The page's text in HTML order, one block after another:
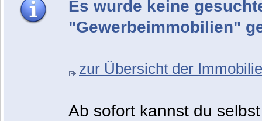
Es wurde keine
"Gewerbeimmobilien"
zur Übersicht der
Ab sofort kannst du